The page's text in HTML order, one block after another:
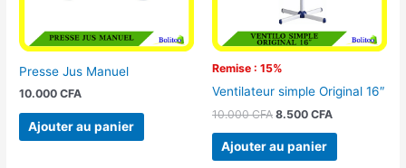
Presse Jus Manuel
10.000CFA
Ajouter au panier
Remise : 15%
Ventilateur simple Original 16″
10.000CFA 8.500 CFA
Ajouter au panier